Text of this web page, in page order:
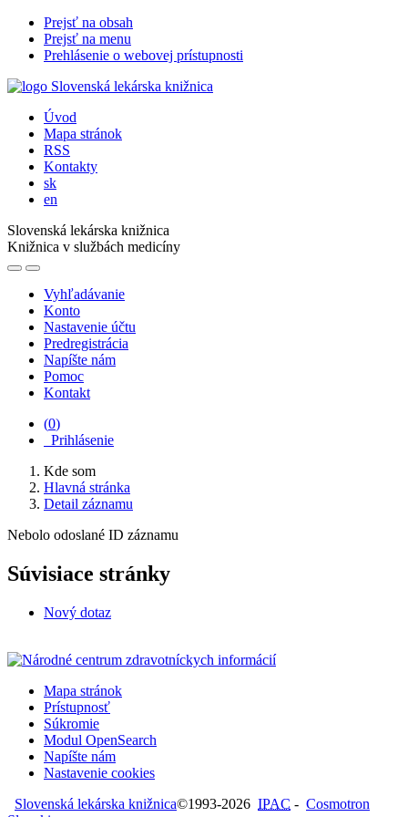
Prejsť na obsah
Prejsť na menu
Prehlásenie o webovej prístupnosti
Úvod
Mapa stránok
RSS
Kontakty
sk
en
Slovenská lekárska knižnica
Knižnica v službách medicíny
Vyhľadávanie
Konto
Nastavenie účtu
Predregistrácia
Napíšte nám
Pomoc
Kontakt
(0)
Prihlásenie
Kde som
Hlavná stránka
Detail záznamu
Nebolo odoslané ID záznamu
Súvisiace stránky
Nový dotaz
Mapa stránok
Prístupnosť
Súkromie
Modul OpenSearch
Napíšte nám
Nastavenie cookies
Slovenská lekárska knižnica©1993-2026 IPAC - Cosmotron